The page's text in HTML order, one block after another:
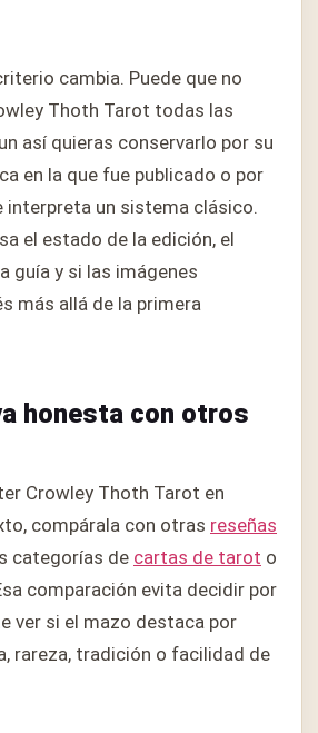
cambia. Puede que no
Thoth Tarot todas las
así quieras conservarlo por su
en la que fue publicado o por
interpreta un sistema clásico.
el estado de la edición, el
guía y si las imágenes
más allá de la primera
honesta con otros
Crowley Thoth Tarot en
compárala con otras reseñas
categorías de cartas de tarot o
comparación evita decidir por
ver si el mazo destaca por
rareza, tradición o facilidad de